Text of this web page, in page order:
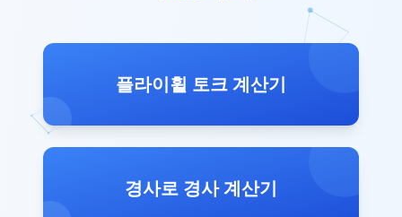
플라이휠 토크 계산기
경사로 경사 계산기